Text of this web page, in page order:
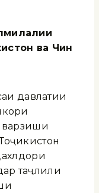
ва Чин
давлатии
варзиши
таҷлили